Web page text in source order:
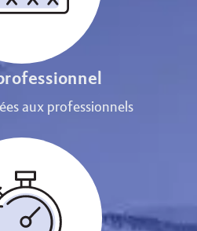
aux professionnels